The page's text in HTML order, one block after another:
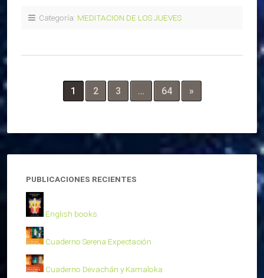
Categoría: MEDITACION DE LOS JUEVES
1 2 3 … 64 »
PUBLICACIONES RECIENTES
English books
Cuaderno Serena Expectación
Cuaderno Devachán y Kamaloka